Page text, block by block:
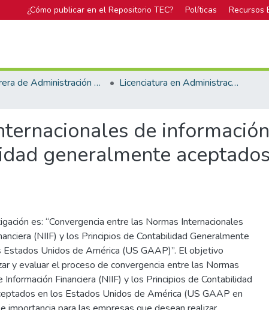
¿Cómo publicar en el Repositorio TEC? Políticas Recursos
Carrera de Administración de Empresa
Licenciatura en Administración de Empresas
de
generalmente
es: “Convergencia entre las Normas Internacionales
(NIIF) y los Principios de Contabilidad Generalmente
Unidos de América (US GAAP)”. El objetivo
y evaluar el proceso de convergencia entre las Normas
Información Financiera (NIIF) y los Principios de Contabilidad
en los Estados Unidos de América (US GAAP en